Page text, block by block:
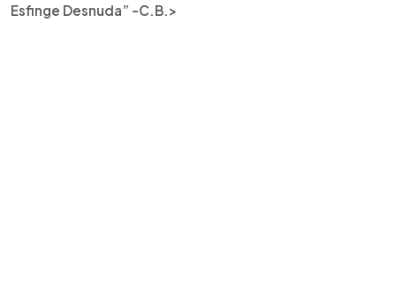
Esfinge Desnuda” -C.B.>